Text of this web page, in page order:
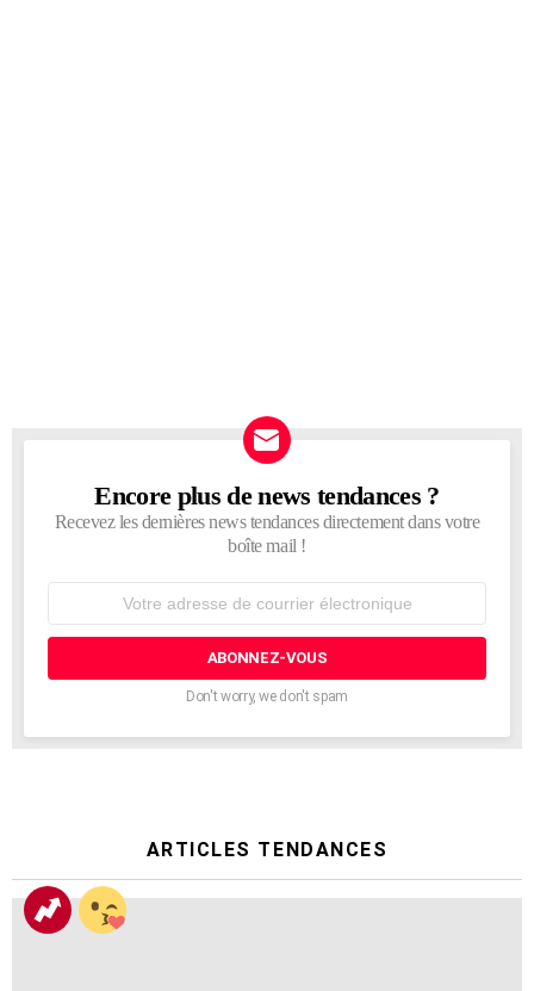
NEWSLETTER
Encore plus de news tendances ?
Recevez les dernières news tendances directement dans votre
boîte mail !
courrier
Don't worry, we don't spam
ARTICLES TENDANCES